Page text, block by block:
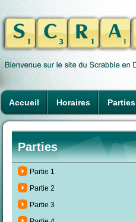
Accueil Horaires Parties
Parties
Partie 1
Partie 2
Partie 3